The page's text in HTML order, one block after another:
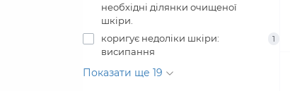
необхідні ділянки очищеної
шкіри.
коригує недоліки шкіри:
висипання
1
Показати ще 19